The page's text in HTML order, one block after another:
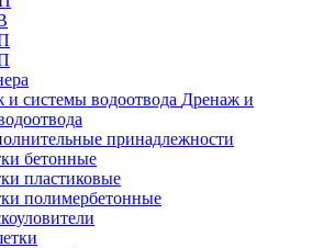
Дренаж и
принадлежности
бетонные
пластиковые
полимербетонные